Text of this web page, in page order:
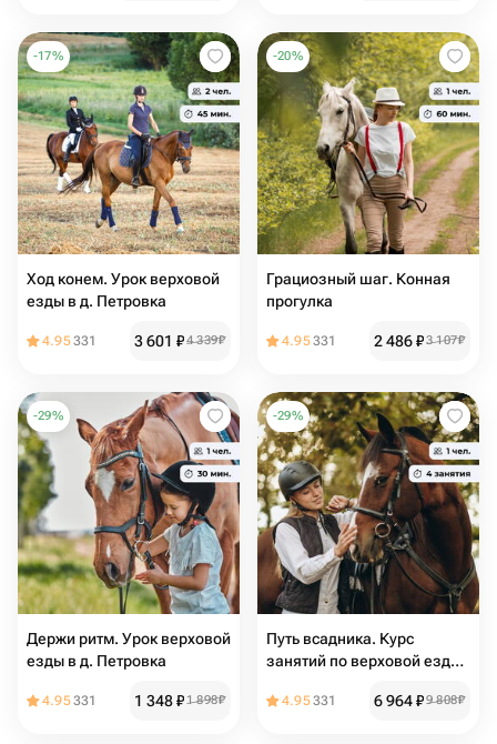
-17%
Ход конем. Урок верховой
езды в д. Петровка
4.95331 3 601 ₽4 339₽
-20%
Грациозный шаг. Конная
прогулка
4.95331 2 486₽3 107₽
-29%
Держи ритм. Урок верховой
езды в д. Петровка
4.95331 1 348₽1 898₽
-29%
Путь всадника. Курс
занятий по верховой езде
4.95331 6 964₽9 808₽